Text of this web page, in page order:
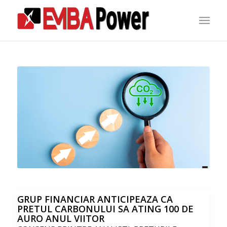
GRUP FINANCIAR ANTICIPEAZA CA
PRETUL CARBONULUI SA ATING 100 DE
AURO ANUL VIITOR